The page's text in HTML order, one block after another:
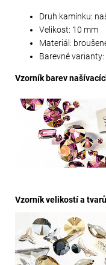
Druh kamínku:
Velikost: 10 mm
Materiál:
Barevné
Vzorník barev
Vzorník velikostí a